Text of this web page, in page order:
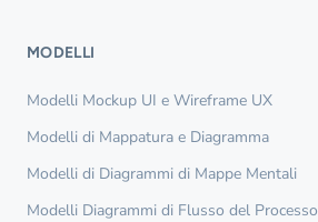
MODELLI
Modelli Mockup UI e Wireframe UX
Modelli di Mappatura e Diagramma
Modelli di Diagrammi di Mappe Mentali
Modelli Diagrammi di Flusso del Processo